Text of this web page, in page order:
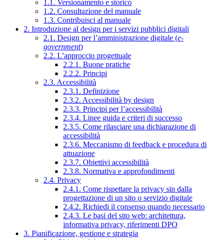
1.1. Versionamento e storico
1.2. Consultazione del manuale
1.3. Contribuisci al manuale
2. Introduzione al design per i servizi pubblici digitali
2.1. Design per l’amministrazione digitale (e-
government)
2.2. L’approccio progettuale
2.2.1. Buone pratiche
2.2.2. Principi
2.3. Accessibilità
2.3.1. Definizione
2.3.2. Accessibilità by design
2.3.3. Principi per l’accessibilità
2.3.4. Linee guida e criteri di successo
2.3.5. Come rilasciare una dichiarazione di
accessibilità
2.3.6. Meccanismo di feedback e procedura di
attuazione
2.3.7. Obiettivi accessibilità
2.3.8. Normativa e approfondimenti
2.4. Privacy
2.4.1. Come rispettare la privacy sin dalla
progettazione di un sito o servizio digitale
2.4.2. Richiedi il consenso quando necessario
2.4.3. Le basi del sito web: architettura,
informativa privacy, riferimenti DPO
3. Pianificazione, gestione e strategia